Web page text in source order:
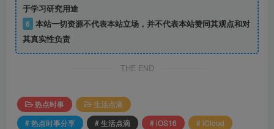
于学习研究用途
6 本站一切资源不代表本站立场，并不代表本站赞同其观点和对
其真实性负责
THE END
热点时事
生活点滴
# 热点时事分享
# 生活点滴 # iOS16 # iCloud